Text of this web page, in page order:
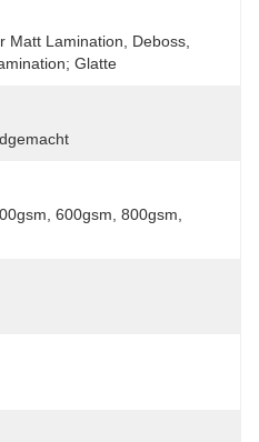
Matt Lamination, Deboss,
Glatte
600gsm, 800gsm,